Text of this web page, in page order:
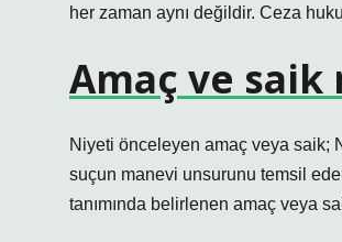
her zaman aynı değildir. Ceza
Amaç ve saik
Niyeti önceleyen amaç veya saik;
suçun manevi unsurunu temsil
tanımında belirlenen amaç veya